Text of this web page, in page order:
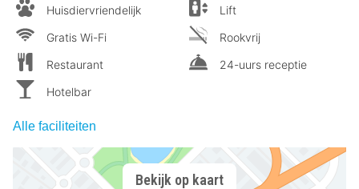
Huisdiervriendelijk
Gratis Wi-Fi
Restaurant
Hotelbar
Lift
Rookvrij
24-uurs receptie
Alle faciliteiten
Bekijk op kaart